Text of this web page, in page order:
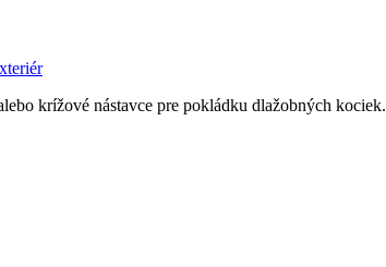
krížové nástavce pre pokládku dlažobných kociek.